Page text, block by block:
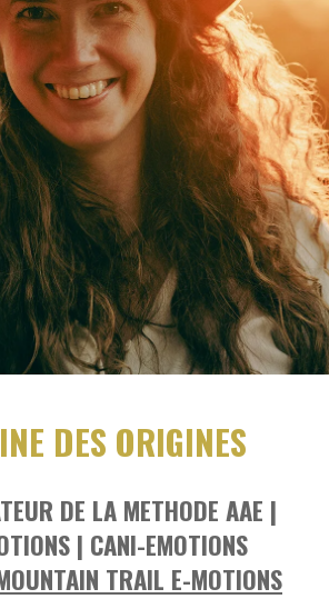
DES ORIGINES
DE LA METHODE AAE |
| CANI-EMOTIONS
TRAIL E-MOTIONS